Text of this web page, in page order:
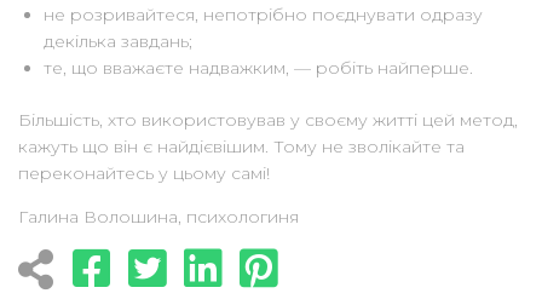
не розривайтеся, непотрібно поєднувати одразу
декілька завдань;
те, що вважаєте надважким, — робіть найперше.
Більшість, хто використовував у своєму житті цей метод,
кажуть що він є найдієвішим. Тому не зволікайте та
переконайтесь у цьому самі!
Галина Волошина, психологиня